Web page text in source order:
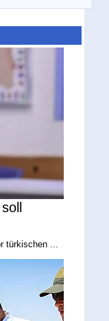
türkischen ...